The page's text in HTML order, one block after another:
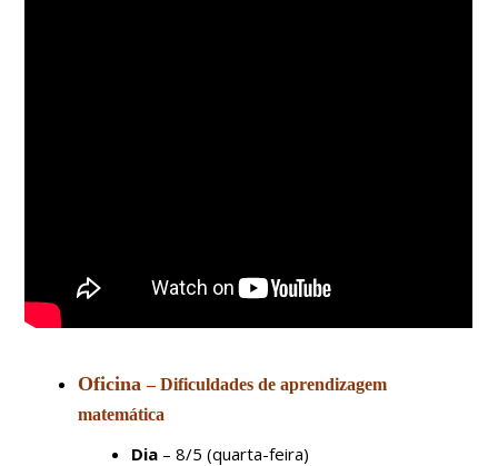
Oficina– Dificuldades de aprendizagem
matemática
Dia – 8/5 (quarta-feira)